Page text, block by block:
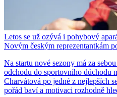
Letos se už ozývá i pohybový
Novým českým reprezentantkám
Na startu nové sezony má za
odchodu do sportovního důchodu
Charvátová po jedné z nejlepších
pořád baví a motivaci rozhodně